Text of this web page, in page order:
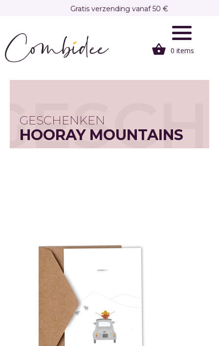
inhoud
gaan
Gratis verzending vanaf 50 €
0 items
GESCHENKEN
HOORAY MOUNTAINS